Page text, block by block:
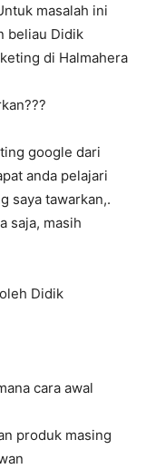
masalah ini
beliau Didik
di Halmahera
google dari
anda pelajari
saya tawarkan,.
saja, masih
Didik
cara awal
produk masing